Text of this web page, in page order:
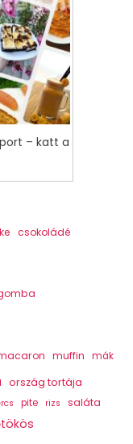
– katt a
csokoládé
muffin mák
ország tortája
pite rizs saláta